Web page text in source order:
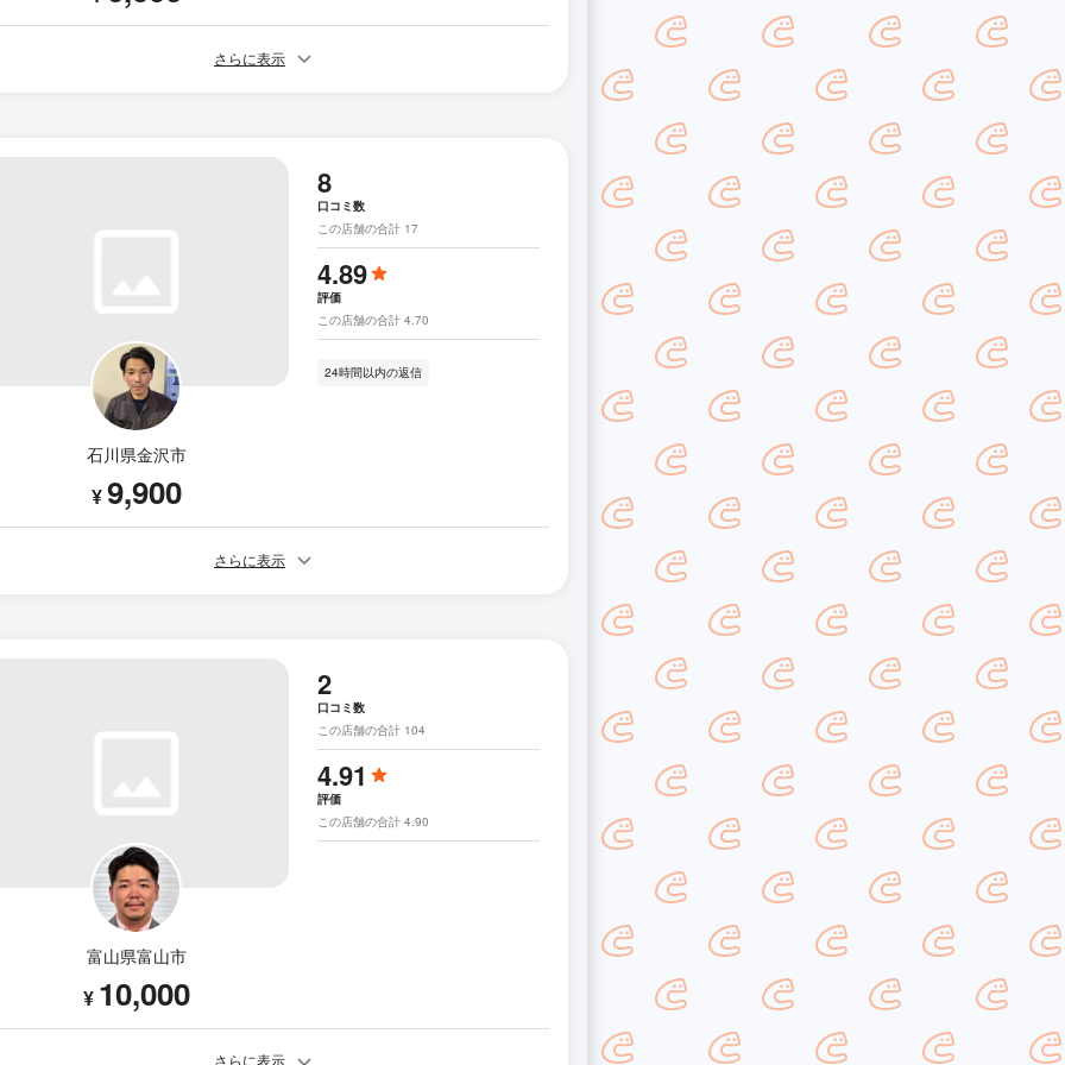
さらに表示
石川県金沢市
¥9,900
8
口コミ数
この店舗の合計 17
4.89
評価
この店舗の合計 4.70
24時間以内の返信
さらに表示
富山県富山市
¥ 10,000
2
口コミ数
この店舗の合計 104
4.91
評価
この店舗の合計 4.90